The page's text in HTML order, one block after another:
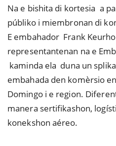
Na e bishita di kortesia a
públiko i miembronan di
E embahador Frank
representantenan na e
kaminda ela duna un
embahada den komèrsio
Domingo i e region.
manera sertifikashon,
konekshon aéreo.